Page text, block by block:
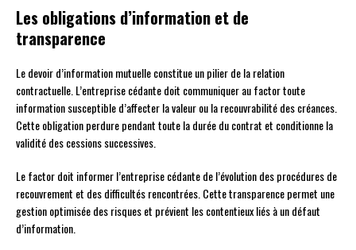
Les obligations d’information et de
transparence
Le devoir d’information mutuelle constitue un pilier de la relation
contractuelle. L’entreprise cédante doit communiquer au factor toute
information susceptible d’affecter la valeur ou la recouvrabilité des créances.
Cette obligation perdure pendant toute la durée du contrat et conditionne la
validité des cessions successives.
Le factor doit informer l’entreprise cédante de l’évolution des procédures de
recouvrement et des difficultés rencontrées. Cette transparence permet une
gestion optimisée des risques et prévient les contentieux liés à un défaut
d’information.